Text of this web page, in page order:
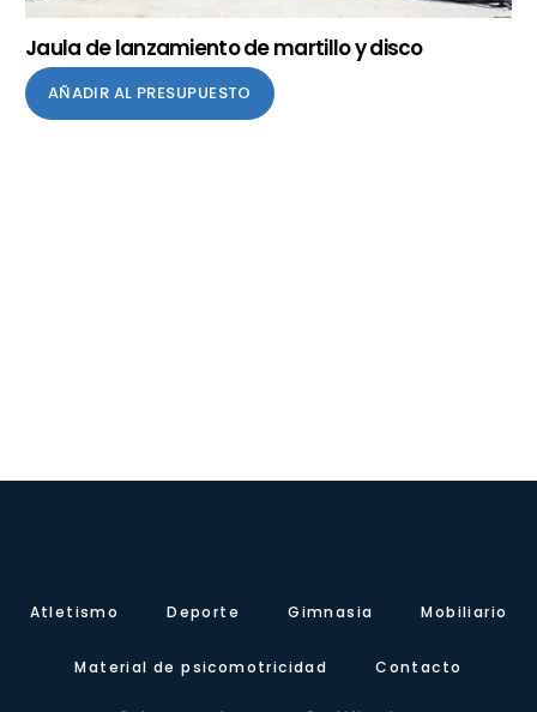
Jaula de lanzamiento de martillo y disco
AÑADIR AL PRESUPUESTO
Atletismo Deporte Gimnasia Mobiliario
Material de psicomotricidad Contacto